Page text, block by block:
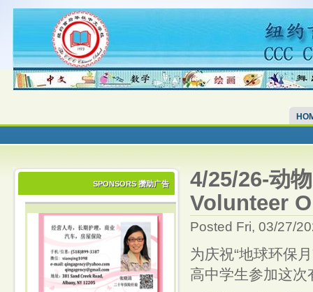
SPONSORS 攒助广告
4/25/26-动
Volunteer
Posted Fri, 03/27/
为庆祝“地球环保
高中学生参加这